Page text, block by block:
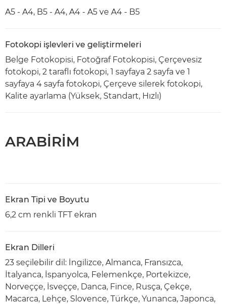
A5 - A4, B5 - A4, A4 - A5 ve A4 - B5
Fotokopi işlevleri ve geliştirmeleri
Belge Fotokopisi, Fotoğraf Fotokopisi, Çerçevesiz
fotokopi, 2 taraflı fotokopi, 1 sayfaya 2 sayfa ve 1
sayfaya 4 sayfa fotokopi, Çerçeve silerek fotokopi,
Kalite ayarlama (Yüksek, Standart, Hızlı)
ARABİRİM
Ekran Tipi ve Boyutu
6,2 cm renkli TFT ekran
Ekran Dilleri
23 seçilebilir dil: İngilizce, Almanca, Fransızca,
İtalyanca, İspanyolca, Felemenkçe, Portekizce,
Norveççe, İsveççe, Danca, Fince, Rusça, Çekçe,
Macarca, Lehçe, Slovence, Türkçe, Yunanca, Japonca,